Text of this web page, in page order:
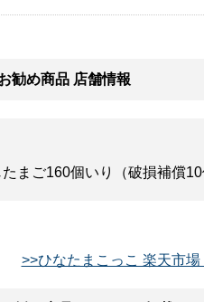
勧め商品 店舗情報
まご160個いり（破損補償
>>ひなたまこっこ 楽天市